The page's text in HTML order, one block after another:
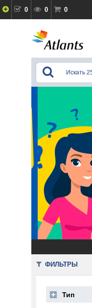
0 0 0
ФИЛЬТРЫ
Тип